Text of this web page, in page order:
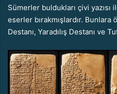
Sümerler buldukları çivi yazısı
eserler bırakmışlardır. Bunlara
Destanı, Yaradılış Destanı ve